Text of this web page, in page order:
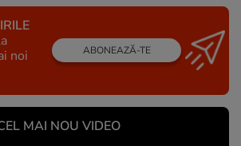
noi
ABONEAZĂ-TE
MAI NOU VIDEO